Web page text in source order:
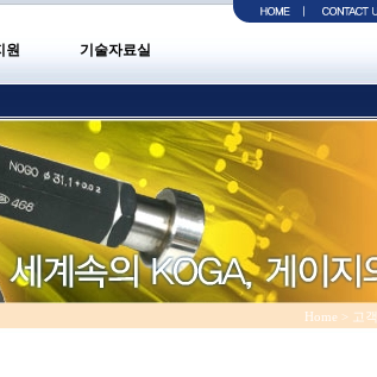
원 기술자료실
Home > 고